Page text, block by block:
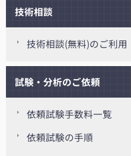
技術相談
技術相談(無料)のご利用
試験・分析のご依頼
依頼試験手数料一覧
依頼試験の手順